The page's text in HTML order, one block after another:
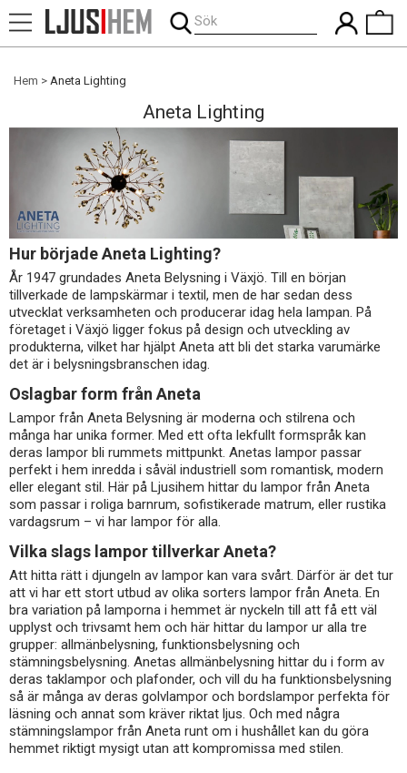
Sök
Hem Aneta Lighting
Aneta Lighting
Hur började Aneta Lighting?
År 1947 grundades Aneta Belysning i Växjö. Till en början
tillverkade de lampskärmar i textil, men de har sedan dess
utvecklat verksamheten och producerar idag hela lampan. På
företaget i Växjö ligger fokus på design och utveckling av
produkterna, vilket har hjälpt Aneta att bli det starka varumärke
det är i belysningsbranschen idag.
Oslagbar form från Aneta
Lampor från Aneta Belysning är moderna och stilrena och
många har unika former. Med ett ofta lekfullt formspråk kan
deras lampor bli rummets mittpunkt. Anetas lampor passar
perfekt i hem inredda i såväl industriell som romantisk, modern
eller elegant stil. Här på Ljusihem hittar du lampor från Aneta
som passar i roliga barnrum, sofistikerade matrum, eller rustika
vardagsrum – vi har lampor för alla.
Vilka slags lampor tillverkar Aneta?
Att hitta rätt i djungeln av lampor kan vara svårt. Därför är det tur
att vi har ett stort utbud av olika sorters lampor från Aneta. En
bra variation på lamporna i hemmet är nyckeln till att få ett väl
upplyst och trivsamt hem och här hittar du lampor ur alla tre
grupper: allmänbelysning, funktionsbelysning och
stämningsbelysning. Anetas allmänbelysning hittar du i form av
deras taklampor och plafonder, och vill du ha funktionsbelysning
så är många av deras golvlampor och bordslampor perfekta för
läsning och annat som kräver riktat ljus. Och med några
stämningslampor från Aneta runt om i hushållet kan du göra
hemmet riktigt mysigt utan att kompromissa med stilen.